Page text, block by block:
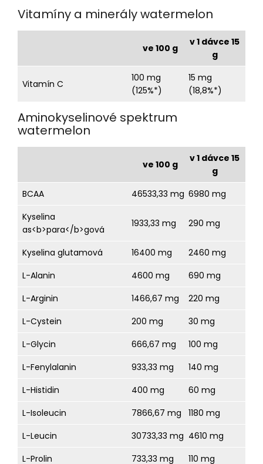
Vitamíny a minerály watermelon
ve 100 g
v 1 dávce 15
g
Vitamín C
100 mg
(125%*)
15 mg
(18,8%*)
Aminokyselinové spektrum
watermelon
ve 100 g
v 1 dávce 15
g
BCAA
46533,33 mg 6980 mg
Kyselina
as<b>para</b>gová
1933,33 mg 290 mg
Kyselina glutamová 16400 mg
2460 mg
L-Alanin
4600 mg
690 mg
L-Arginin
1466,67 mg
220 mg
L-Cystein
200 mg
30 mg
L-Glycin
666,67 mg
100 mg
L-Fenylalanin
933,33 mg
140 mg
L-Histidin
400 mg
60 mg
L-Isoleucin
7866,67 mg
1180 mg
L-Leucin
30733,33 mg 4610 mg
L-Prolin
733,33 mg 110 mg